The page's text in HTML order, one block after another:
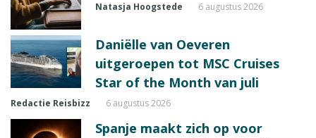
Natasja Hoogstede 6 augustus 2026
Daniëlle van Oeveren
uitgeroepen tot MSC Cruises
Star of the Month van juli
Redactie Reisbizz 6 augustus 2026
Spanje maakt zich op voor